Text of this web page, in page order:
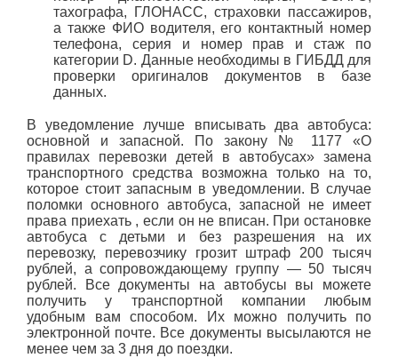
тахографа, ГЛОНАСС, страховки пассажиров,
а также ФИО водителя, его контактный номер
телефона, серия и номер прав и стаж по
категории D. Данные необходимы в ГИБДД для
проверки оригиналов документов в базе
данных.
В уведомление лучше вписывать два автобуса:
основной и запасной. По закону № 1177 «О
правилах перевозки детей в автобусах» замена
транспортного средства возможна только на то,
которое стоит запасным в уведомлении. В случае
поломки основного автобуса, запасной не имеет
права приехать , если он не вписан. При остановке
автобуса с детьми и без разрешения на их
перевозку, перевозчику грозит штраф 200 тысяч
рублей, а сопровождающему группу — 50 тысяч
рублей. Все документы на автобусы вы можете
получить у транспортной компании любым
удобным вам способом. Их можно получить по
электронной почте. Все документы высылаются не
менее чем за 3 дня до поездки.